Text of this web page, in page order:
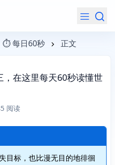
⏱️ 每日60秒 正文
在这里每天60秒读懂世
阅读
目标，也比漫无目的地徘徊